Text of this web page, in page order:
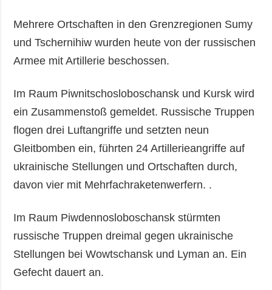
Mehrere Ortschaften in den Grenzregionen Sumy
und Tschernihiw wurden heute von der russischen
Armee mit Artillerie beschossen.
Im Raum Piwnitschosloboschansk und Kursk wird
ein Zusammenstoß gemeldet. Russische Truppen
flogen drei Luftangriffe und setzten neun
Gleitbomben ein, führten 24 Artillerieangriffe auf
ukrainische Stellungen und Ortschaften durch,
davon vier mit Mehrfachraketenwerfern. .
Im Raum Piwdennosloboschansk stürmten
russische Truppen dreimal gegen ukrainische
Stellungen bei Wowtschansk und Lyman an. Ein
Gefecht dauert an.